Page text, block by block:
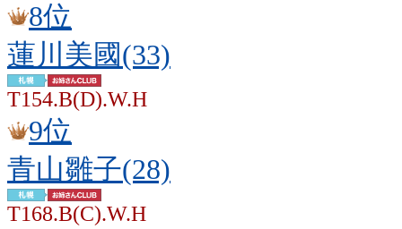
8位
蓮川美國(33)
T154.B(D).W.H
9位
青山雛子(28)
T168.B(C).W.H